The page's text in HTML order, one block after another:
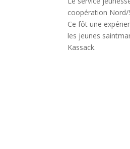
coopération Nord/
Ce fôt une
les jeunes
Kassack.